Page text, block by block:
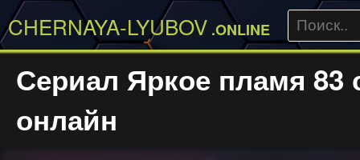
CHERNAYA-LYUBOV .ONLINE
Сериал Яркое пламя 83
онлайн